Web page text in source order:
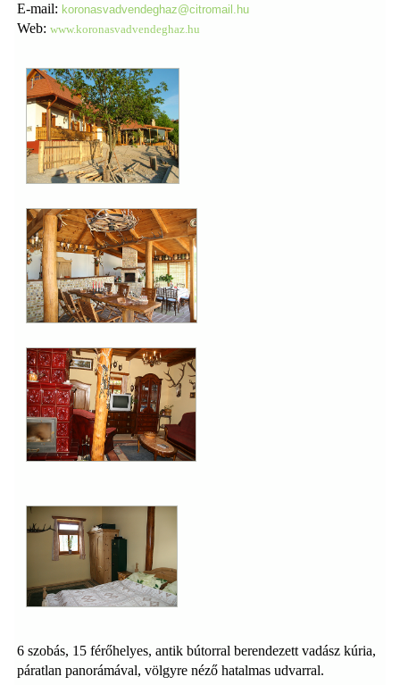
E-mail: koronasvadvendeghaz@citromail.hu
Web:www.koronasvadvendeghaz.hu
6 szobás, 15 férőhelyes, antik bútorral berendezett vadász kúria,
páratlan panorámával, völgyre néző hatalmas udvarral.